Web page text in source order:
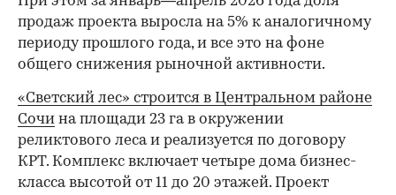
продаж проекта выросла на 5% к аналогичному
периоду прошлого года, и все это на фоне
общего снижения рыночной активности.
«Светский лес» строится в Центральном районе
Сочи на площади 23 га в окружении
реликтового леса и реализуется по договору
КРТ. Комплекс включает четыре дома бизнес-
класса высотой от 11 до 20 этажей. Проект